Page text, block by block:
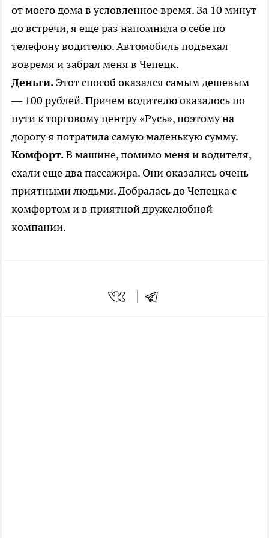
от моего дома в условленное время. За 10 минут
до встречи, я еще раз напомнила о себе по
телефону водителю. Автомобиль подъехал
вовремя и забрал меня в Чепецк.
Деньги. Этот способ оказался самым дешевым
— 100 рублей. Причем водителю оказалось по
пути к торговому центру «Русь», поэтому на
дорогу я потратила самую маленькую сумму.
Комфорт.В машине, помимо меня и водителя,
ехали еще два пассажира. Они оказались очень
приятными людьми. Добралась до Чепецка с
комфортом и в приятной дружелюбной
компании.